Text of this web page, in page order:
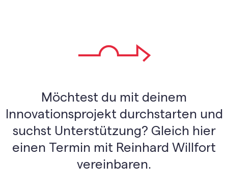
Möchtest du mit deinem
Innovationsprojekt durchstarten und
suchst Unterstützung? Gleich hier
einen Termin mit Reinhard Willfort
vereinbaren.